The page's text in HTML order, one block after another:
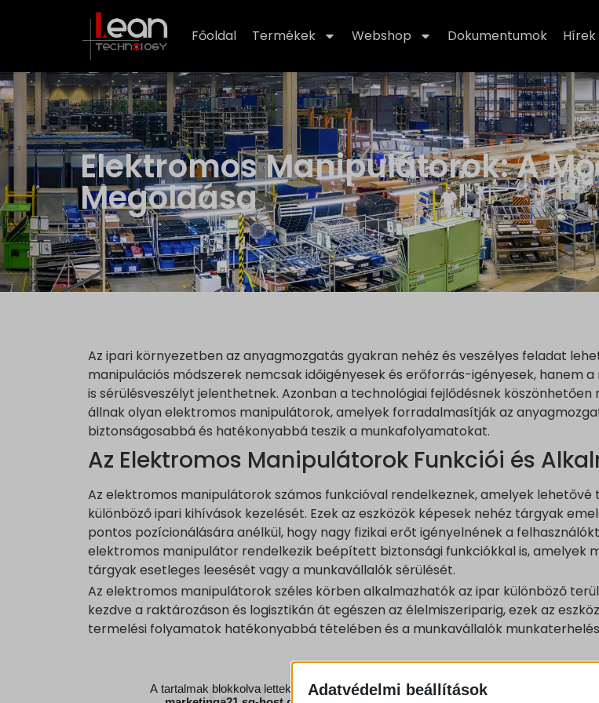
Főoldal Termékek Webshop Dokumentumok Hírek
Elektromos Manipulátorok: A
Megoldása
Az ipari környezetben az anyagmozgatás gyakran nehéz és veszélyes feladat
manipulációs módszerek nemcsak időigényesek és erőforrás-igényesek, hanem
is sérülésveszélyt jelenthetnek. Azonban a technológiai fejlődésnek
állnak olyan elektromos manipulátorok, amelyek forradalmasítják az
biztonságosabbá és hatékonyabbá teszik a munkafolyamatokat.
Az Elektromos Manipulátorok Funkciói és
Az elektromos manipulátorok számos funkcióval rendelkeznek, amelyek lehetővé
különböző ipari kihívások kezelését. Ezek az eszközök képesek nehéz tárgyak
pontos pozícionálására anélkül, hogy nagy fizikai erőt igényelnének a
elektromos manipulátor rendelkezik beépített biztonsági funkciókkal is, amelyek
tárgyak esetleges leesését vagy a munkavállalók sérülését.
Az elektromos manipulátorok széles körben alkalmazhatók az ipar különböző
kezdve a raktározáson és logisztikán át egészen az élelmiszeriparig, ezek az
termelési folyamatok hatékonyabbá tételében és a munkavállalók
Adatvédelmi beállítások